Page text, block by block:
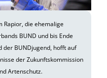
Rapior, die ehemalige
BUND und bis Ende
der BUNDjugend, hofft auf
der Zukunftskommission
Artenschutz.